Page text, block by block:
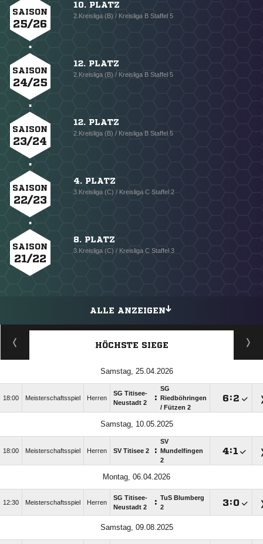
SAISON
25/26
10. PLATZ
2.Kreisliga (B) / Kreisliga B Staffel 5
SAISON
24/25
12. PLATZ
2.Kreisliga (B) / Kreisliga B Staffel 5
SAISON
23/24
12. PLATZ
2.Kreisliga (B) / Kreisliga B Staffel 5
SAISON
22/23
4. PLATZ
3.Kreisliga (C) / Kreisliga C Staffel 2
SAISON
21/22
8. PLATZ
3.Kreisliga (C) / Kreisliga C Staffel 3
ALLE ANZEIGEN
HÖCHSTE SIEGE
Samstag, 25.04.2026
18:00 Meisterschaftsspiel Herren
SG Titisee-
Neustadt 2
:
SG
Riedböhringen
/​ Fützen 2
:
Samstag, 10.05.2025
18:00 Meisterschaftsspiel Herren SV Titisee 2 :
SV
Mundelfingen
2
:
Montag, 06.04.2026
12:30 Meisterschaftsspiel Herren
SG Titisee-
Neustadt 2
: TuS Blumberg
2
:
Samstag, 09.08.2025